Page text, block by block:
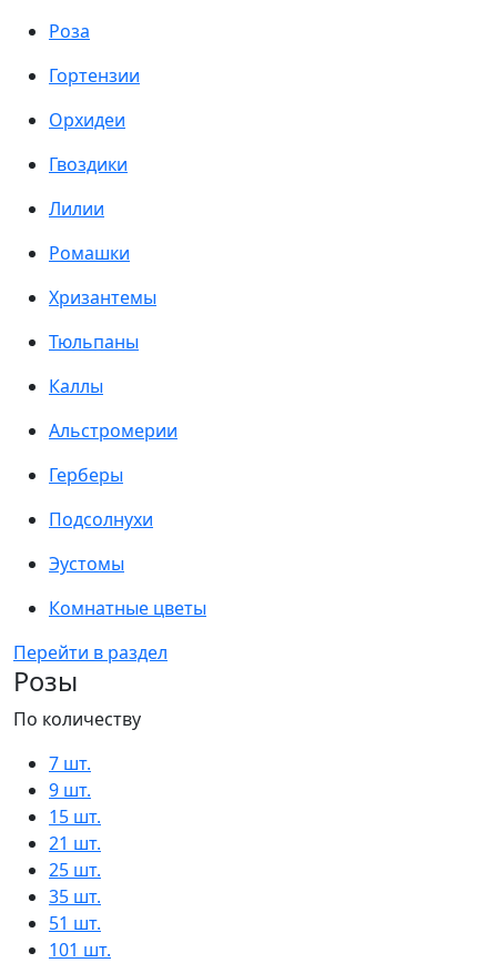
Роза
Гортензии
Орхидеи
Гвоздики
Лилии
Ромашки
Хризантемы
Тюльпаны
Каллы
Альстромерии
Герберы
Подсолнухи
Эустомы
Комнатные цветы
Перейти в раздел
Розы
По количеству
7 шт.
9 шт.
15 шт.
21 шт.
25 шт.
35 шт.
51 шт.
101 шт.